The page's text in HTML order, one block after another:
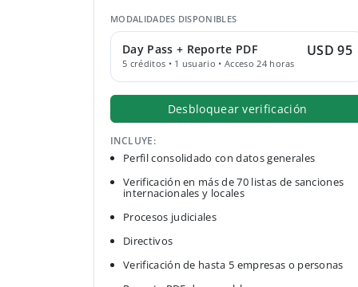
MODALIDADES DISPONIBLES
Day Pass + Reporte PDF
5 créditos • 1 usuario • Acceso 24 horas
USD 95
Desbloquear verificación
INCLUYE:
Perfil consolidado con datos generales
Verificación en más de 70 listas de sanciones
internacionales y locales
Procesos judiciales
Directivos
Verificación de hasta 5 empresas o personas